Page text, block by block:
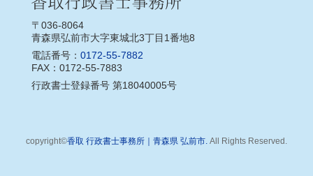
〒036-8064
青森県弘前市大字東城北3丁目1番地8
電話番号： 0172-55-7882
FAX：0172-55-7883
行政書士登録番号 第18040005号
copyright©香取 行政書士事務所｜青森県 弘前市. All Rights Reserved.